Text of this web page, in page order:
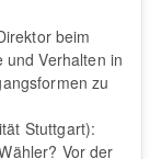
beim
und Verhalten in
zu
Stuttgart):
Vor der